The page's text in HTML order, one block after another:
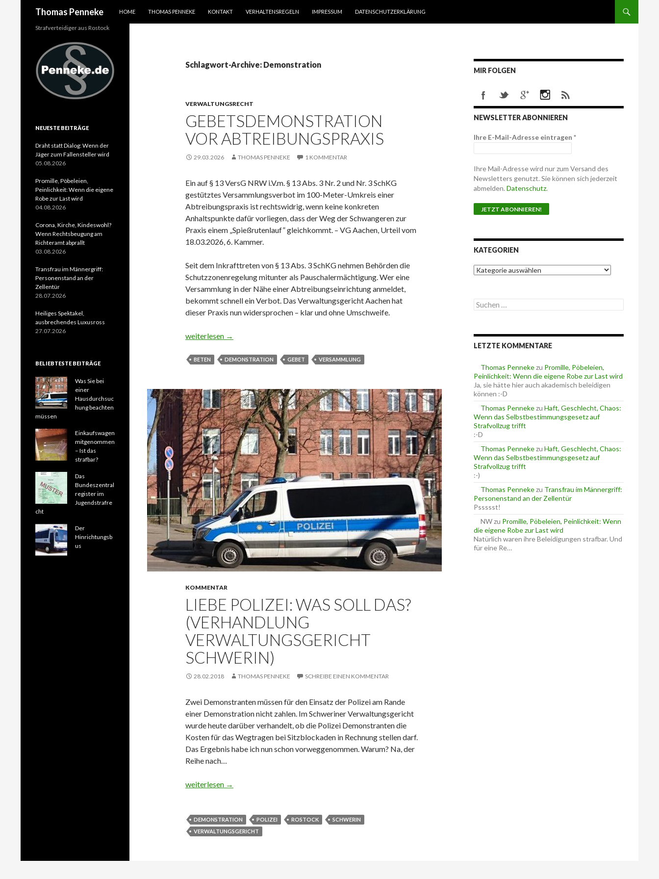
Thomas Penneke
HOME
THOMAS PENNEKE KONTAKT VERHALTENSREGELN IMPRESSUM DATENSCHUTZERKLÄRUNG
Schlagwort-Archive: Demonstration
VERWALTUNGSRECHT
GEBETSDEMONSTRATION
VOR ABTREIBUNGSPRAXIS
29.03.2026 THOMAS PENNEKE 1 KOMMENTAR
Ein auf § 13 VersG NRW i.V.m. § 13 Abs. 3 Nr. 2 und Nr. 3 SchKG
gestütztes Versammlungsverbot im 100-Meter-Umkreis einer
Abtreibungspraxis ist rechtswidrig, wenn keine konkreten
Anhaltspunkte dafür vorliegen, dass der Weg der Schwangeren zur
Praxis einem „Spießrutenlauf” gleichkommt. – VG Aachen, Urteil vom
18.03.2026, 6. Kammer.
Seit dem Inkrafttreten von § 13 Abs. 3 SchKG nehmen Behörden die
Schutzzonenregelung mitunter als Pauschalermächtigung. Wer eine
Versammlung in der Nähe einer Abtreibungseinrichtung anmeldet,
bekommt schnell ein Verbot. Das Verwaltungsgericht Aachen hat
dieser Praxis nun widersprochen – klar und ohne Umschweife.
Gebetsdemonstration vor Abtreibungspraxis
weiterlesen →
BETEN DEMONSTRATION GEBET VERSAMMLUNG
KOMMENTAR
LIEBE POLIZEI: WAS SOLL DAS?
(VERHANDLUNG
VERWALTUNGSGERICHT
SCHWERIN)
28.02.2018 THOMAS PENNEKE SCHREIBE EINEN KOMMENTAR
Zwei Demonstranten müssen für den Einsatz der Polizei am Rande
einer Demonstration nicht zahlen. Im Schweriner Verwaltungsgericht
wurde heute darüber verhandelt, ob die Polizei Demonstranten die
Kosten für das Wegtragen bei Sitzblockaden in Rechnung stellen darf.
Das Ergebnis habe ich nun schon vorweggenommen. Warum? Na, der
Reihe nach…
Liebe Polizei: Was soll das? (Verhandlung Verwaltungsgericht Schwerin)
weiterlesen →
DEMONSTRATION POLIZEI ROSTOCK
SCHWERIN
VERWALTUNGSGERICHT
MIR FOLGEN
NEWSLETTER ABONNIEREN
Ihre E-Mail-Adresse eintragen *
Ihre Mail-Adresse wird nur zum Versand des
Newsletters genutzt. Sie können sich jederzeit
abmelden. Datenschutz.
KATEGORIEN
K
a
g
o
n
S
u
e
n
c
h
:
LETZTE KOMMENTARE
Thomas Pennekezu Promille, Pöbeleien,
Peinlichkeit: Wenn die eigene Robe zur Last wird
Ja, sie hätte hier auch akademisch beleidigen
können :-D
Thomas Pennekezu Haft, Geschlecht, Chaos:
Wenn das Selbstbestimmungsgesetz auf
Strafvollzug trifft
:-D
Thomas Pennekezu Haft, Geschlecht, Chaos:
Wenn das Selbstbestimmungsgesetz auf
Strafvollzug trifft
:-)
Thomas Pennekezu Transfrau im Männergriff:
Personenstand an der Zellentür
Pssssst!
NWzu Promille, Pöbeleien, Peinlichkeit: Wenn
die eigene Robe zur Last wird
Natürlich waren ihre Beleidigungen strafbar. Und
für eine Re…
Strafverteidiger aus Rostock
NEUESTE BEITRÄGE
Draht statt Dialog: Wenn der
Jäger zum Fallensteller wird
05.08.2026
Promille, Pöbeleien,
Peinlichkeit: Wenn die eigene
Robe zur Last wird
04.08.2026
Corona, Kirche, Kindeswohl?
Wenn Rechtsbeugung am
Richteramt abprallt
03.08.2026
Transfrau im Männergriff:
Personenstand an der
Zellentür
28.07.2026
Heiliges Spektakel,
ausbrechendes Luxusross
27.07.2026
BELIEBTESTE BEITRÄGE
Was Sie bei
einer
Hausdurchsuc
hung beachten
müssen
Einkaufswagen
mitgenommen
– Ist das
strafbar?
Das
Bundeszentral
register im
Jugendstrafre
cht
Der
Hinrichtungsb
us